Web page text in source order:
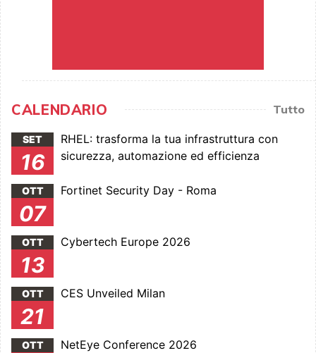
CALENDARIO Tutto
SET
16
RHEL: trasforma la tua infrastruttura con
sicurezza, automazione ed efficienza
OTT
07
Fortinet Security Day - Roma
OTT
13
Cybertech Europe 2026
OTT
21
CES Unveiled Milan
OTT NetEye Conference 2026